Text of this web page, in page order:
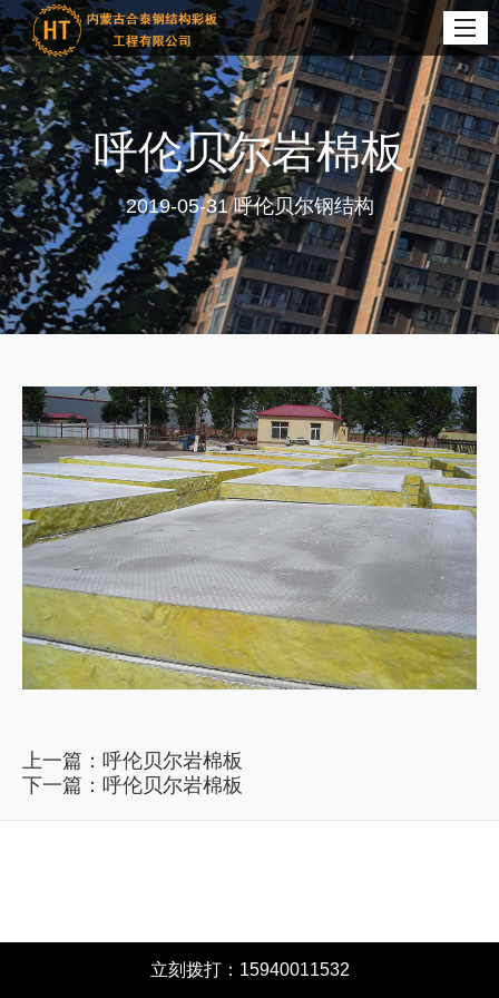
呼伦贝尔岩棉板
2019-05-31 呼伦贝尔钢结构
上一篇： 呼伦贝尔岩棉板
下一篇： 呼伦贝尔岩棉板
立刻拨打：15940011532